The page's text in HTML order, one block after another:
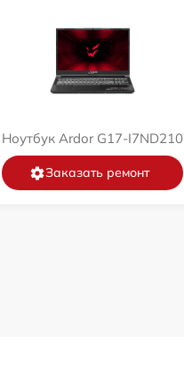
Ноутбук Ardor G17-I7ND210
Заказать ремонт